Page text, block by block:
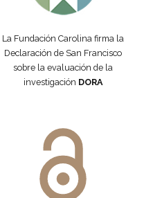
La Fundación Carolina firma la
Declaración de San Francisco
sobre la evaluación de la
investigación DORA